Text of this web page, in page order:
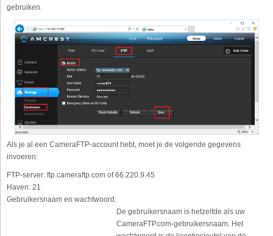
gebruiken.
Als je al een CameraFTP-account hebt, moet je de volgende gegevens
invoeren:
FTP-server: ftp.cameraftp.com of 66.220.9.45
Haven: 21
Gebruikersnaam en wachtwoord:
De gebruikersnaam is hetzelfde als uw
CameraFTP.com-gebruikersnaam. Het